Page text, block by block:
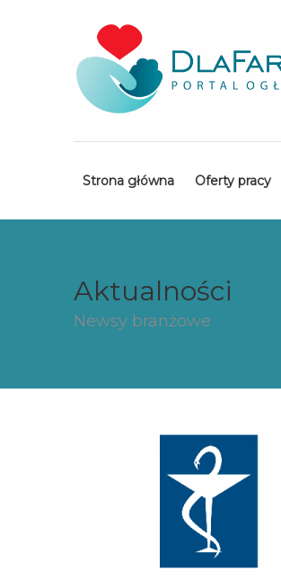
Strona główna Oferty pracy
Aktualności
Newsy branżowe